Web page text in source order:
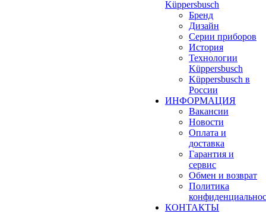
Küppersbusch
Бренд
Дизайн
Серии приборов
История
Технологии
Küppersbusch
Küppersbusch в
России
ИНФОРМАЦИЯ
Вакансии
Новости
Оплата и
доставка
Гарантия и
сервис
Обмен и возврат
Политика
КОНТАКТЫ